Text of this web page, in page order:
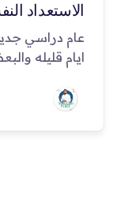
الاستعداد النفسي
عام دراسي
ايام قليله